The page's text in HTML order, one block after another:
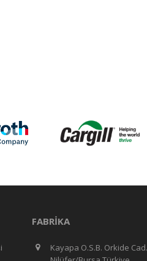
FABRIKA
Kayapa O.S.B. Orkide